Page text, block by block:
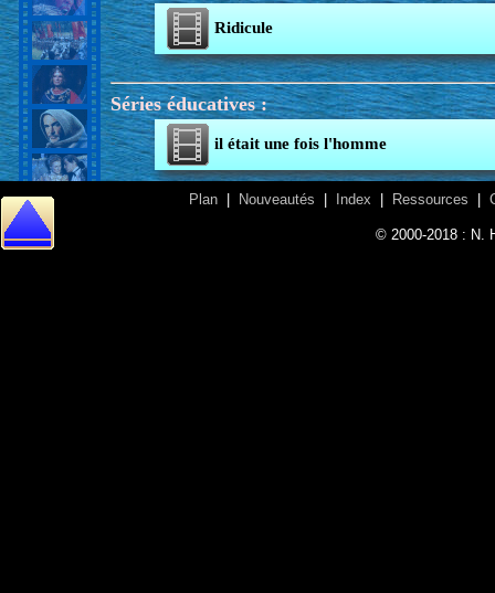
Ridicule
Séries éducatives :
il était une fois l'homme
Plan Nouveautés Index Ressources
© 2000-2018 : N.